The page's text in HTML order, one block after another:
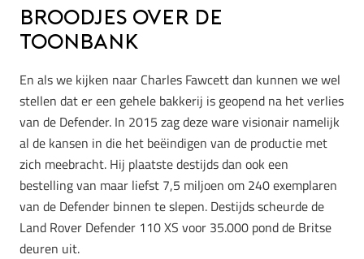
broodjes over de
toonbank
En als we kijken naar Charles Fawcett dan kunnen we wel
stellen dat er een gehele bakkerij is geopend na het verlies
van de Defender. In 2015 zag deze ware visionair namelijk
al de kansen in die het beëindigen van de productie met
zich meebracht. Hij plaatste destijds dan ook een
bestelling van maar liefst 7,5 miljoen om 240 exemplaren
van de Defender binnen te slepen. Destijds scheurde de
Land Rover Defender 110 XS voor 35.000 pond de Britse
deuren uit.